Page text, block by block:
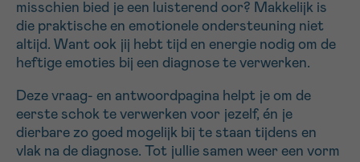
misschien bied je een luisterend oor? Makkelijk is
die praktische en emotionele ondersteuning niet
altijd. Want ook jij hebt tijd en energie nodig om de
heftige emoties bij een diagnose te verwerken.
Deze vraag- en antwoordpagina helpt je om de
eerste schok te verwerken voor jezelf, én je
dierbare zo goed mogelijk bij te staan tijdens en
vlak na de diagnose. Tot jullie samen weer een vorm
VOORNAAM
EMAIL
16h-18h